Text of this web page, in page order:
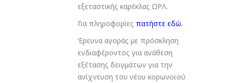
εξεταστικής καρέκλας ΩΡΛ.
Για πληροφορίες πατήστε εδώ.
Έρευνα αγοράς με πρόσκληση
ενδιαφέροντος για ανάθεση
εξέτασης δειγμάτων για την
ανίχνευση του νέου κορωνοϊού